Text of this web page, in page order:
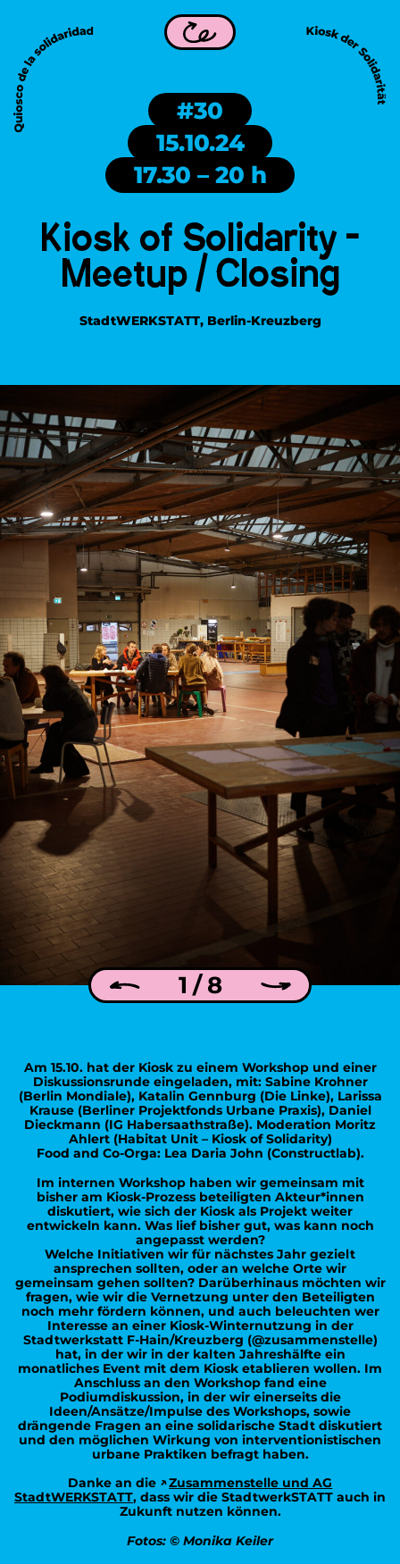
Zurück
#30
15.10.24
17.30 – 20 h
Kiosk of Solidarity –
Meetup / Closing
StadtWERKSTATT, Berlin-Kreuzberg
1 / 8
Am 15.10. hat der Kiosk zu einem Workshop und einer
Diskussionsrunde eingeladen, mit: Sabine Krohner
(Berlin Mondiale), Katalin Gennburg (Die Linke), Larissa
Krause (Berliner Projektfonds Urbane Praxis), Daniel
Dieckmann (IG Habersaathstraße). Moderation Moritz
Ahlert (Habitat Unit – Kiosk of Solidarity)
Food and Co-Orga: Lea Daria John (Constructlab).
Im internen Workshop haben wir gemeinsam mit
bisher am Kiosk-Prozess beteiligten Akteur*innen
diskutiert, wie sich der Kiosk als Projekt weiter
entwickeln kann. Was lief bisher gut, was kann noch
angepasst werden?
Welche Initiativen wir für nächstes Jahr gezielt
ansprechen sollten, oder an welche Orte wir
gemeinsam gehen sollten? Darüberhinaus möchten wir
fragen, wie wir die Vernetzung unter den Beteiligten
noch mehr fördern können, und auch beleuchten wer
Interesse an einer Kiosk-Winternutzung in der
Stadtwerkstatt F-Hain/Kreuzberg (@zusammenstelle)
hat, in der wir in der kalten Jahreshälfte ein
monatliches Event mit dem Kiosk etablieren wollen. Im
Anschluss an den Workshop fand eine
Podiumdiskussion, in der wir einerseits die
Ideen/Ansätze/Impulse des Workshops, sowie
drängende Fragen an eine solidarische Stadt diskutiert
und den möglichen Wirkung von interventionistischen
urbane Praktiken befragt haben.
Danke an die
Zusammenstelle und AG
StadtWERKSTATT, dass wir die StadtwerkSTATT auch in
Zukunft nutzen können.
Fotos: © Monika Keiler
von WDC 2026 in Frankfurt am Main!